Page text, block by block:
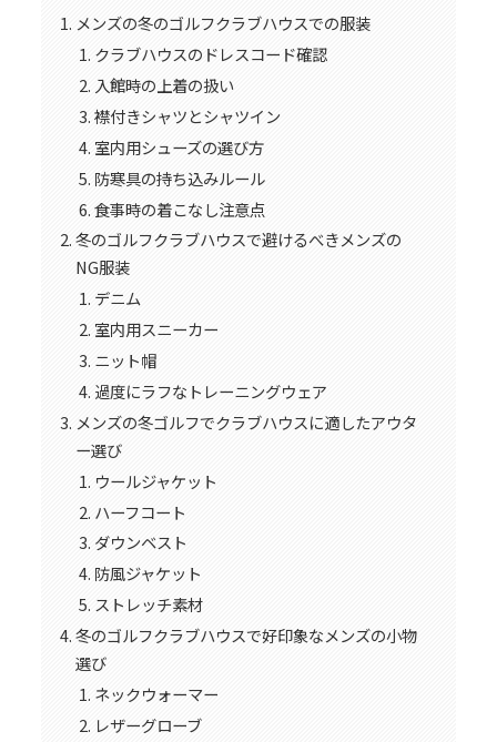
メンズの冬のゴルフクラブハウスでの服装
クラブハウスのドレスコード確認
入館時の上着の扱い
襟付きシャツとシャツイン
室内用シューズの選び方
防寒具の持ち込みルール
食事時の着こなし注意点
冬のゴルフクラブハウスで避けるべきメンズの
NG服装
デニム
室内用スニーカー
ニット帽
過度にラフなトレーニングウェア
メンズの冬ゴルフでクラブハウスに適したアウタ
ー選び
ウールジャケット
ハーフコート
ダウンベスト
防風ジャケット
ストレッチ素材
冬のゴルフクラブハウスで好印象なメンズの小物
選び
ネックウォーマー
レザーグローブ